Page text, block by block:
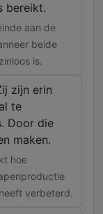
bereikt.
aan de
beide
is.
zijn erin
te
Door die
maken.
hoe
verbeterd.